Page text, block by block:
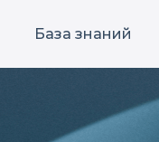
База знаний